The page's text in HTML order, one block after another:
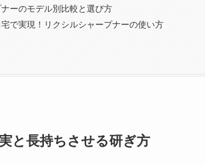
ーのモデル別比較と選び方
で実現！リクシルシャープナーの使い方
と長持ちさせる研ぎ方